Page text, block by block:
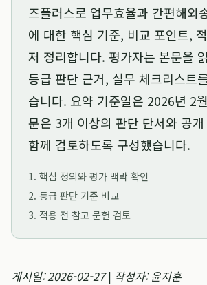
즈플러스로 업무효율과 간편해외
에 대한 핵심 기준, 비교 포인트,
저 정리합니다. 평가자는 본문을
등급 판단 근거, 실무 체크리스트
습니다. 요약 기준일은 2026년 2
문은 3개 이상의 판단 단서와 공
함께 검토하도록 구성했습니다.
1. 핵심 정의와 평가 맥락 확인
2. 등급 판단 기준 비교
3. 적용 전 참고 문헌 검토
게시일: 2026-02-27| 작성자: 윤지훈